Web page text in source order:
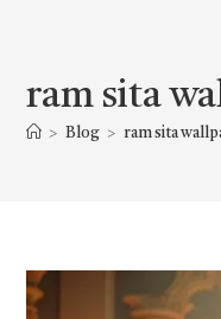
ram sita
> Blog > ram sita